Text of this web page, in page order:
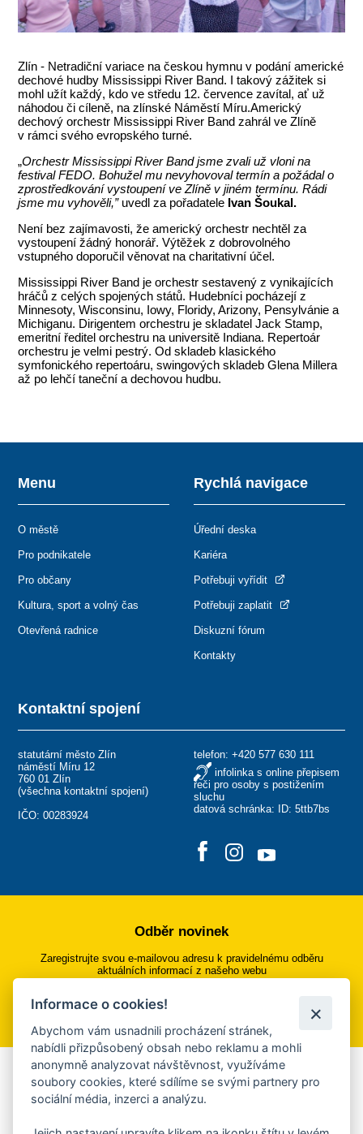
Zlín - Netradiční variace na českou hymnu v podání americké
dechové hudby Mississippi River Band. I takový zážitek si
mohl užít každý, kdo ve středu 12. července zavítal, ať už
náhodou či cíleně, na zlínské Náměstí Míru.Americký
dechový orchestr Mississippi River Band zahrál ve Zlíně
v rámci svého evropského turné.
„Orchestr Mississippi River Band jsme zvali už vloni na
festival FEDO. Bohužel mu nevyhovoval termín a požádal o
zprostředkování vystoupení ve Zlíně v jiném termínu. Rádi
jsme mu vyhověli,” uvedl za pořadatele Ivan Šoukal.
Není bez zajímavosti, že americký orchestr nechtěl za
vystoupení žádný honorář. Výtěžek z dobrovolného
vstupného doporučil věnovat na charitativní účel.
Mississippi River Band je orchestr sestavený z vynikajících
hráčů z celých spojených států. Hudebníci pocházejí z
Minnesoty, Wisconsinu, Iowy, Floridy, Arizony, Pensylvánie a
Michiganu. Dirigentem orchestru je skladatel Jack Stamp,
emeritní ředitel orchestru na universitě Indiana. Repertoár
orchestru je velmi pestrý. Od skladeb klasického
symfonického repertoáru, swingových skladeb Glena Millera
až po lehčí taneční a dechovou hudbu.
Kontaktní spojení
statutární město Zlín
náměstí Míru 12
760 01 Zlín
(všechna kontaktní spojení)
IČO: 00283924
telefon: +420 577 630 111
infolinka s online přepisem
řeči pro osoby s postižením
sluchu
datová schránka: ID: 5ttb7bs
Menu
O městě
Pro podnikatele
Pro občany
Kultura, sport a volný čas
Otevřená radnice
Rychlá navigace
Úřední deska
Kariéra
Potřebuji vyřídit
Potřebuji zaplatit
Diskuzní fórum
Kontakty
Odběr novinek
Zaregistrujte svou e-mailovou adresu k pravidelnému odběru
aktuálních informací z našeho webu
Přihlásit se k odběru
Aplikace Mobilní rozhlas
Chcete dostávat do svého mobilu či mailu upozornění na
Informace o cookies!
Abychom vám usnadnili procházení stránek,
nabídli přizpůsobený obsah nebo reklamu a mohli
anonymně analyzovat návštěvnost, využíváme
soubory cookies, které sdílíme se svými partnery pro
sociální média, inzerci a analýzu.